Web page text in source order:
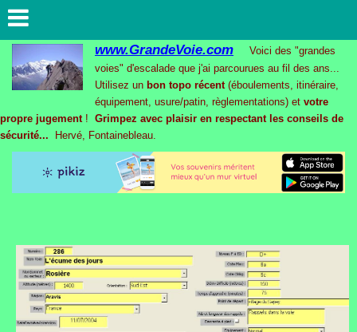
www.GrandeVoie.com Voici des "grandes
voies" d'escalade que j'ai parcourues au fil des ans...
Utilisez un bon topo récent (éboulements, itinéraire,
équipement, usure/patin, règlementations) et votre
propre jugement ! Grimpez avec plaisir en respectant les conseils de
sécurité... Hervé, Fontainebleau.